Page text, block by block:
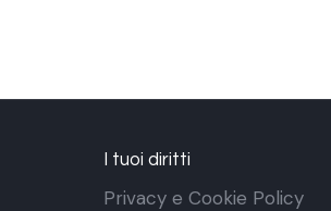
I tuoi diritti
Privacy e Cookie Policy